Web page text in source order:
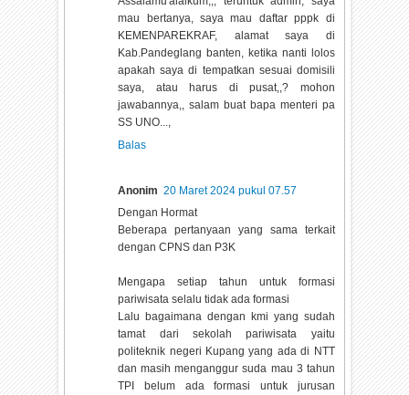
mau bertanya, saya mau daftar pppk di
KEMENPAREKRAF, alamat saya di
Kab.Pandeglang banten, ketika nanti lolos
apakah saya di tempatkan sesuai domisili
saya, atau harus di pusat,,? mohon
jawabannya,, salam buat bapa menteri pa
SS UNO...,
Balas
Anonim 20 Maret 2024 pukul 07.57
Dengan Hormat
Beberapa pertanyaan yang sama terkait
dengan CPNS dan P3K
Mengapa setiap tahun untuk formasi
pariwisata selalu tidak ada formasi
Lalu bagaimana dengan kmi yang sudah
tamat dari sekolah pariwisata yaitu
politeknik negeri Kupang yang ada di NTT
dan masih menganggur suda mau 3 tahun
TPI belum ada formasi untuk jurusan